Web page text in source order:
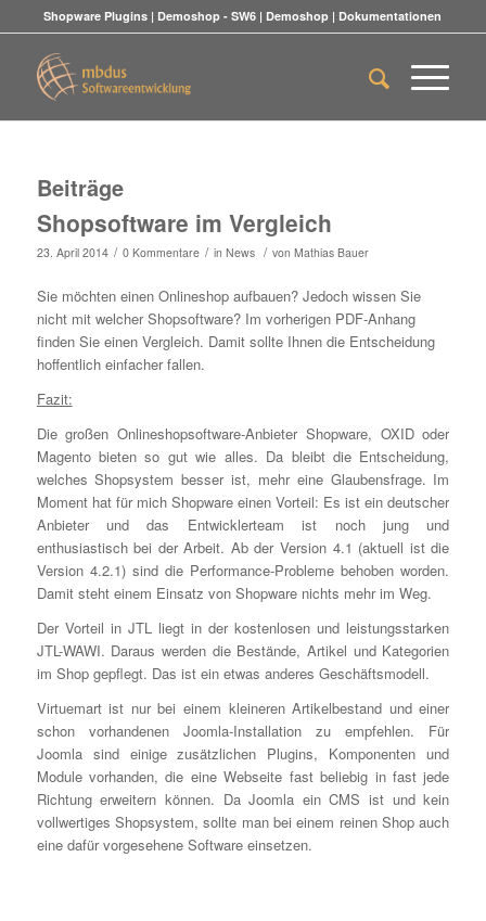
Shopware Plugins | Demoshop - SW6 | Demoshop | Dokumentationen
Beiträge
Shopsoftware im Vergleich
23. April 2014 / 0 Kommentare / in News / von Mathias Bauer
Sie möchten einen Onlineshop aufbauen? Jedoch wissen Sie
nicht mit welcher Shopsoftware? Im vorherigen PDF-Anhang
finden Sie einen Vergleich. Damit sollte Ihnen die Entscheidung
hoffentlich einfacher fallen.
Fazit:
Die großen Onlineshopsoftware-Anbieter Shopware, OXID oder
Magento bieten so gut wie alles. Da bleibt die Entscheidung,
welches Shopsystem besser ist, mehr eine Glaubensfrage. Im
Moment hat für mich Shopware einen Vorteil: Es ist ein deutscher
Anbieter und das Entwicklerteam ist noch jung und
enthusiastisch bei der Arbeit. Ab der Version 4.1 (aktuell ist die
Version 4.2.1) sind die Performance-Probleme behoben worden.
Damit steht einem Einsatz von Shopware nichts mehr im Weg.
Der Vorteil in JTL liegt in der kostenlosen und leistungsstarken
JTL-WAWI. Daraus werden die Bestände, Artikel und Kategorien
im Shop gepflegt. Das ist ein etwas anderes Geschäftsmodell.
Virtuemart ist nur bei einem kleineren Artikelbestand und einer
schon vorhandenen Joomla-Installation zu empfehlen. Für
Joomla sind einige zusätzlichen Plugins, Komponenten und
Module vorhanden, die eine Webseite fast beliebig in fast jede
Richtung erweitern können. Da Joomla ein CMS ist und kein
vollwertiges Shopsystem, sollte man bei einem reinen Shop auch
eine dafür vorgesehene Software einsetzen.